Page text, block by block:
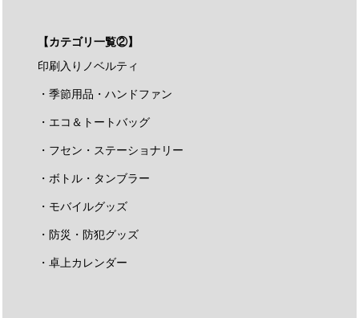
【カテゴリ一覧②】
印刷入りノベルティ
・季節用品・ハンドファン
・エコ＆トートバッグ
・フセン・ステーショナリー
・ボトル・タンブラー
・モバイルグッズ
・防災・防犯グッズ
・卓上カレンダー